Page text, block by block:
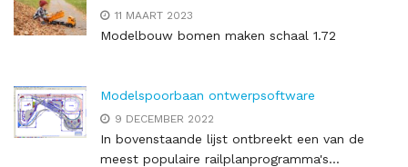
11 MAART 2023
Modelbouw bomen maken schaal 1.72
Modelspoorbaan ontwerpsoftware
9 DECEMBER 2022
In bovenstaande lijst ontbreekt een van de
meest populaire railplanprogramma's...